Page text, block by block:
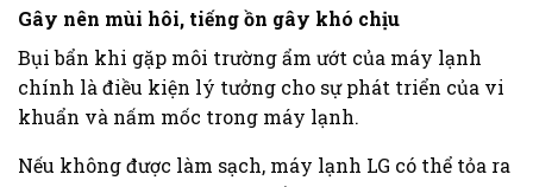
Gây nên mùi hôi, tiếng ồn gây khó chịu
Bụi bẩn khi gặp môi trường ẩm ướt của máy lạnh
chính là điều kiện lý tưởng cho sự phát triển của vi
khuẩn và nấm mốc trong máy lạnh.
Nếu không được làm sạch, máy lạnh LG có thể tỏa ra